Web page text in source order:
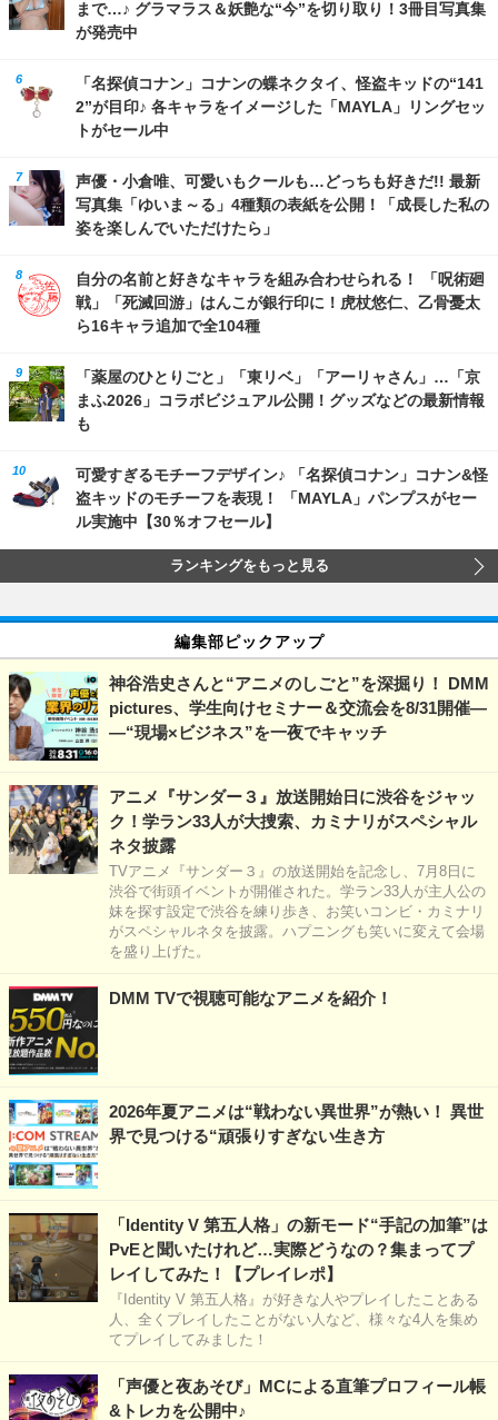
まで…♪ グラマラス＆妖艶な“今”を切り取り！3冊目写真集
が発売中
「名探偵コナン」コナンの蝶ネクタイ、怪盗キッドの“141
2”が目印♪ 各キャラをイメージした「MAYLA」リングセッ
トがセール中
声優・小倉唯、可愛いもクールも…どっちも好きだ!! 最新
写真集「ゆいま～る」4種類の表紙を公開！「成長した私の
姿を楽しんでいただけたら」
自分の名前と好きなキャラを組み合わせられる！ 「呪術廻
戦」「死滅回游」はんこが銀行印に！虎杖悠仁、乙骨憂太
ら16キャラ追加で全104種
「薬屋のひとりごと」「東リベ」「アーリャさん」…「京
まふ2026」コラボビジュアル公開！グッズなどの最新情報
も
可愛すぎるモチーフデザイン♪ 「名探偵コナン」コナン&怪
盗キッドのモチーフを表現！ 「MAYLA」パンプスがセー
ル実施中【30％オフセール】
ランキングをもっと見る
編集部ピックアップ
神谷浩史さんと“アニメのしごと”を深掘り！ DMM
pictures、学生向けセミナー＆交流会を8/31開催―
―“現場×ビジネス”を一夜でキャッチ
アニメ『サンダー３』放送開始日に渋谷をジャッ
ク！学ラン33人が大捜索、カミナリがスペシャル
ネタ披露
TVアニメ『サンダー３』の放送開始を記念し、7月8日に
渋谷で街頭イベントが開催された。学ラン33人が主人公の
妹を探す設定で渋谷を練り歩き、お笑いコンビ・カミナリ
がスペシャルネタを披露。ハプニングも笑いに変えて会場
を盛り上げた。
DMM TVで視聴可能なアニメを紹介！
2026年夏アニメは“戦わない異世界”が熱い！ 異世
界で見つける“頑張りすぎない生き方
「Identity V 第五人格」の新モード“手記の加筆”は
PvEと聞いたけれど…実際どうなの？集まってプ
レイしてみた！【プレイレポ】
『Identity V 第五人格』が好きな人やプレイしたことある
人、全くプレイしたことがない人など、様々な4人を集め
てプレイしてみました！
「声優と夜あそび」MCによる直筆プロフィール帳
&トレカを公開中♪